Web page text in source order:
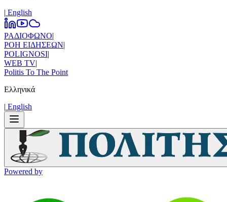
| Εnglish
ΡΑΔΙΟΦΩΝΟ|
ΡΟΗ ΕΙΔΗΣΕΩΝ|
POLIGNOSI|
WEB TV|
Politis To The Point
Ελληνικά
| Εnglish
Powered by